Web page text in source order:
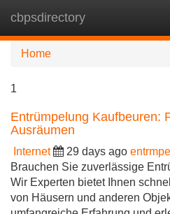
cbpsdirectory
Home
1
Entrümpelung Kaufbeuren:
Ausräumen
Internet 29 days ago
Brauchen Sie zuverlässige
Wir Experten bietet Ihnen
von Häusern und anderen